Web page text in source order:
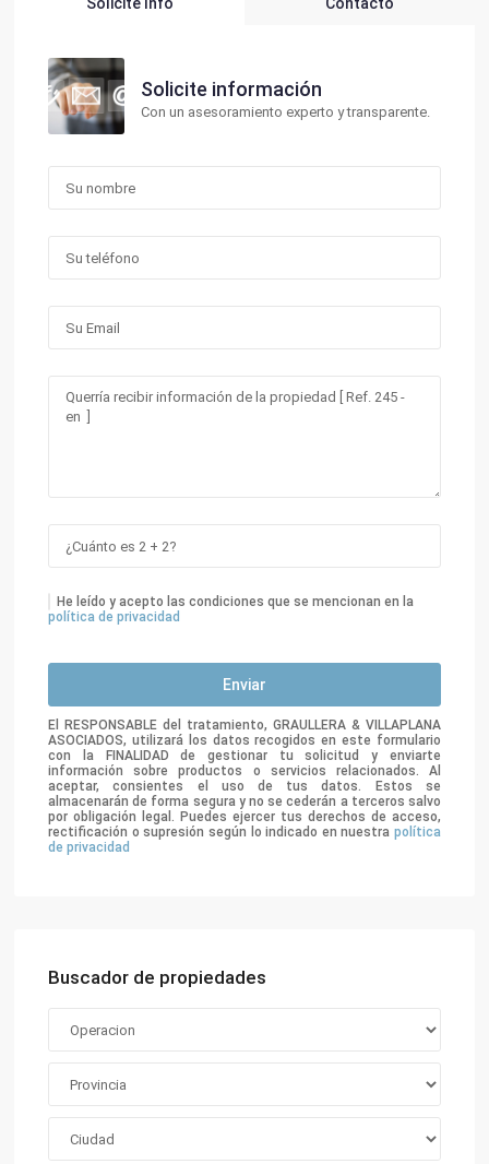
Solicite Info Contacto
Solicite información
Con un asesoramiento experto y transparente.
He leído y acepto las condiciones que se mencionan en la
política de privacidad
El RESPONSABLE del tratamiento, GRAULLERA & VILLAPLANA
ASOCIADOS, utilizará los datos recogidos en este formulario
con la FINALIDAD de gestionar tu solicitud y enviarte
información sobre productos o servicios relacionados. Al
aceptar, consientes el uso de tus datos. Estos se
almacenarán de forma segura y no se cederán a terceros salvo
por obligación legal. Puedes ejercer tus derechos de acceso,
rectificación o supresión según lo indicado en nuestra política
de privacidad
Buscador de propiedades